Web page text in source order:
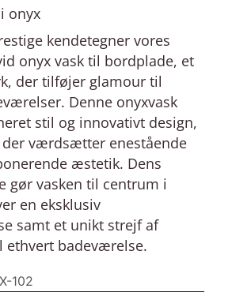
onyx
kendetegner vores
onyx vask til bordplade, et
der tilføjer glamour til
Denne onyxvask
stil og innovativt design,
værdsætter enestående
æstetik. Dens
gør vasken til centrum i
en eksklusiv
samt et unikt strejf af
ethvert badeværelse.
102